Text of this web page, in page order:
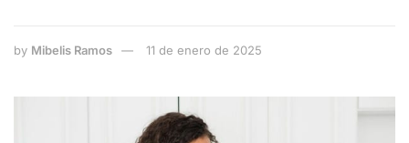
by Mibelis Ramos 11 de enero de 2025